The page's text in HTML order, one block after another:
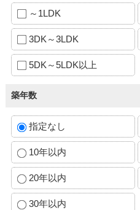
～1LDK
3DK～3LDK
5DK～5LDK以上
築年数
指定なし
10年以内
20年以内
30年以内